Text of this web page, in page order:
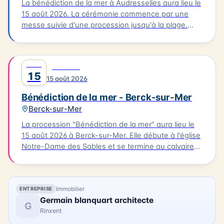
la communauté de Grand-Fort-Philippe.
La bénédiction de la mer à Audresselles aura lieu le
15 août 2026. La cérémonie commence par une
messe suivie d'une procession jusqu'à la plage.
les habitants et les visiteurs de la Côte d'Opale. La
bénédiction de la mer est un événement culturel qui
célèbre la richesse maritime de la région.
15 15 août 2026
Bénédiction de la mer - Berck-sur-Mer
Berck-sur-Mer
La procession "Bénédiction de la mer" aura lieu le
15 août 2026 à Berck-sur-Mer. Elle débute à l'église
Notre-Dame des Sables et se termine au calvaire
des bateaux. Vous pourrez également profiter
d'animations, de stands associatifs et d'un feu
d'artifices en soirée. Cette célébration est un
moment unique pour les habitants et les visiteurs
ENTREPRISE Immobilier
G Germain blanquart architecte
Rinxent